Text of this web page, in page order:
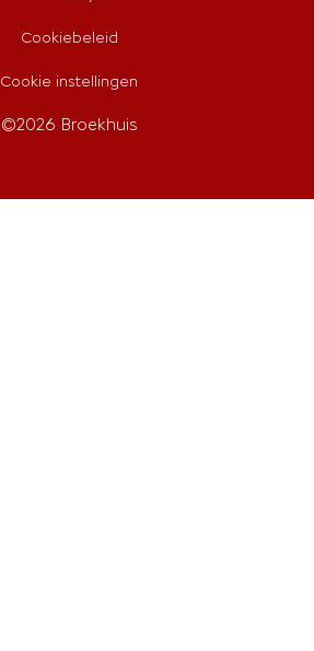
Cookiebeleid
Cookie instellingen
©2026 Broekhuis